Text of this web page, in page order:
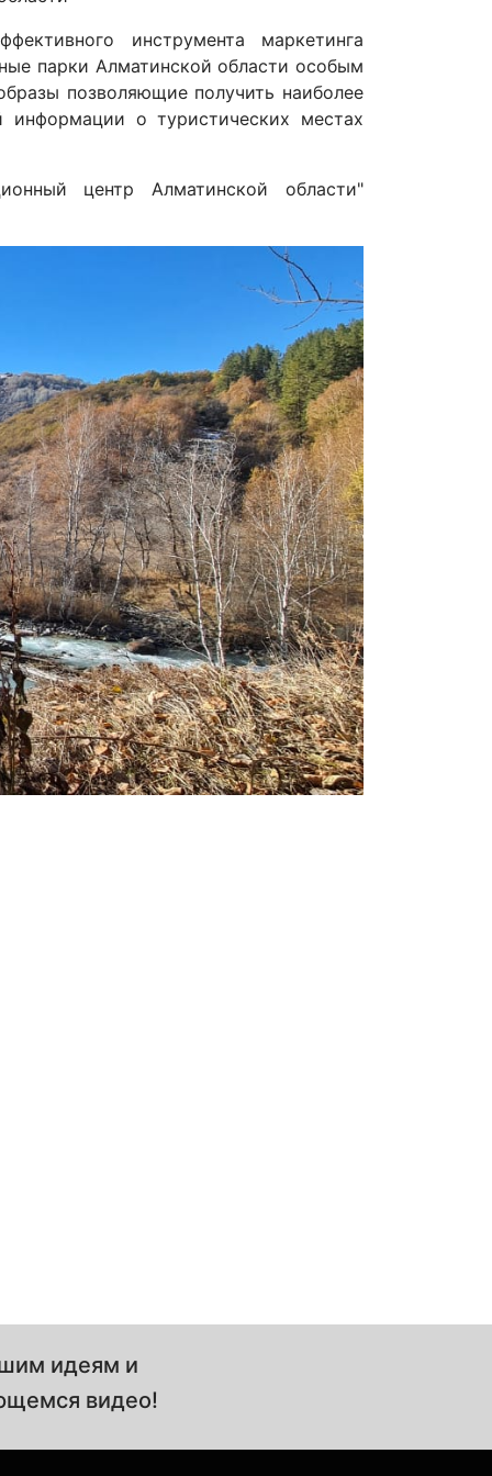
инструмента маркетинга
парки Алматинской области особым
позволяющие получить наиболее
о туристических местах
центр Алматинской области"
идеям и
видео!